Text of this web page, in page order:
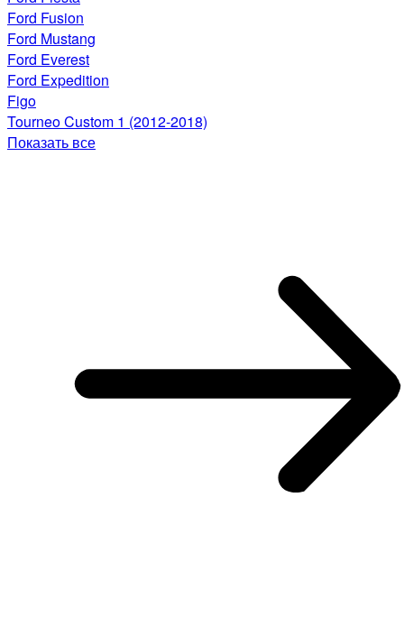
Ford Fusion
Ford Mustang
Ford Everest
Ford Expedition
Figo
Tourneo Custom 1 (2012-2018)
Показать все